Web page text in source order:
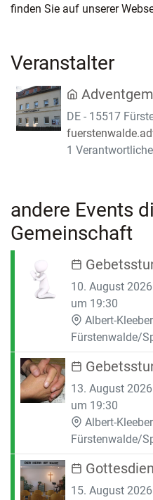
finden Sie auf unserer
Veranstalter
DE - 15517
1
andere Events
Gemeinschaft
10. August
um 19:30
Albert-
Fürstenwalde/
13. August
um 19:30
Albert-
Fürstenwalde/
15. August